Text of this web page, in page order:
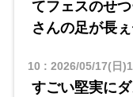
てフェスのせ
さんの足が長
10 : 2026/05/17(日
すごい堅実に